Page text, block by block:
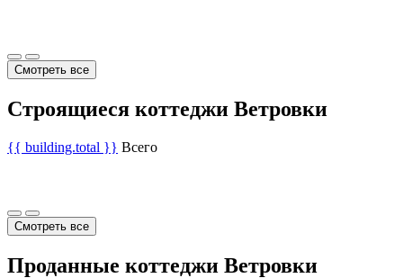
Смотреть все
Строящиеся коттеджи Ветровки
{{ building.total }} Всего
Смотреть все
Проданные коттеджи Ветровки